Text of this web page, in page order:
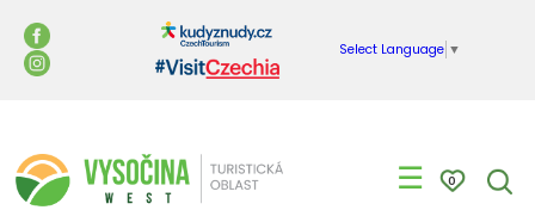
Select Language ▼
☰ 0